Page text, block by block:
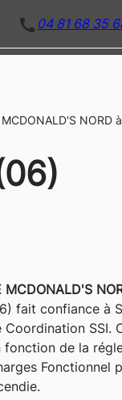
call04 81 68 35
MCDONALD'S NORD
MCDONALD'S
fait confiance à
Coordination SSI.
fonction de la
Fonctionnel